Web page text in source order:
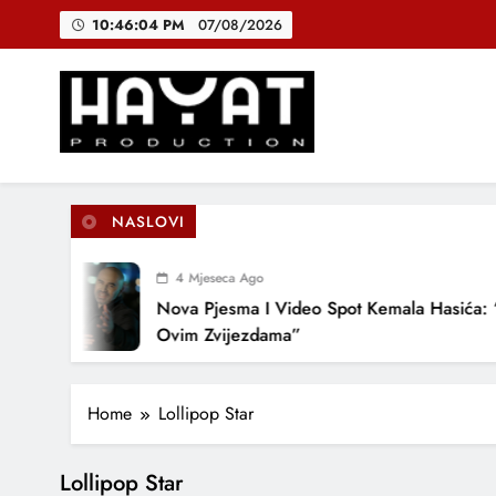
10:46:04 PM 07/08/2026
Hayat Production
Promocija domaće muzike
NASLOVI
4 Mjeseca Ago
Nova Pjesma I Video Spot Kemala Hasića:
Ovim Zvijezdama”
Home Lollipop Star
Lollipop Star